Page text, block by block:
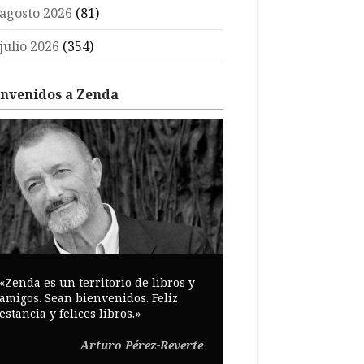
2026 (81)
2026 (354)
a Zenda
es un territorio de libros y
Sean bienvenidos. Feliz
y felices libros.»
Arturo Pérez-Reverte